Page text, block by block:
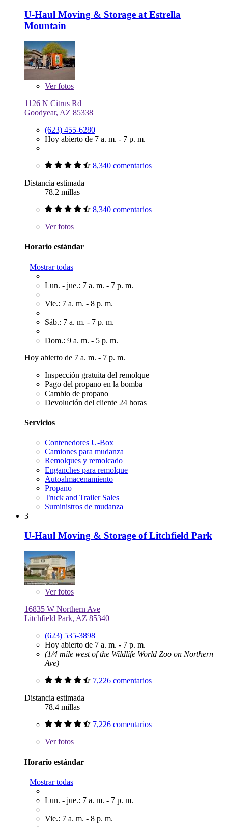
U-Haul Moving & Storage at Estrella
Mountain
Verfotos
1126 N Citrus Rd
Goodyear, AZ 85338
(623) 455-6280
Hoy abierto de 7 a. m. - 7 p. m.
8,340 comentarios
Distancia estimada
78.2 millas
8,340 comentarios
Verfotos
Horario estándar
Mostrar todas
Lun. - jue.: 7 a. m. - 7 p. m.
Vie.: 7 a. m. - 8 p. m.
Sáb.: 7 a. m. - 7 p. m.
Dom.: 9 a. m. - 5 p. m.
Hoy abierto de 7 a. m. - 7 p. m.
Inspección gratuita del remolque
Pago del propano en la bomba
Cambio de propano
Devolución del cliente 24 horas
Servicios
Contenedores U-Box
Camiones para mudanza
Remolques y remolcado
Enganches para remolque
Autoalmacenamiento
Propano
Truck and Trailer Sales
Suministros de mudanza
3
U-Haul Moving & Storage of Litchfield Park
Verfotos
16835 W Northern Ave
Litchfield Park, AZ 85340
(623) 535-3898
Hoy abierto de 7 a. m. - 7 p. m.
(1/4 mile west of the Wildlife World Zoo on Northern
Ave)
7,226 comentarios
Distancia estimada
78.4 millas
7,226 comentarios
Verfotos
Horario estándar
Mostrar todas
Lun. - jue.: 7 a. m. - 7 p. m.
Vie.: 7 a. m. - 8 p. m.